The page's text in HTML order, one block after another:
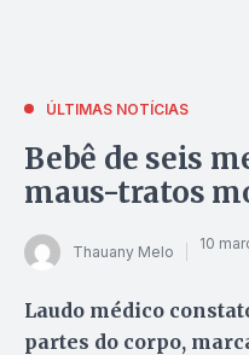
ÚLTIMAS NOTÍCIAS
Bebê de seis
maus-tratos
Thauany Melo 10
Laudo médico
partes do corpo,